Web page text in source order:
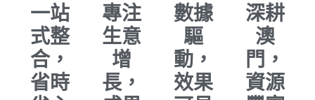
一站
式整
合，
省時
專注
生意
增
長，
數據
驅
動，
效果
深耕
澳
門，
資源